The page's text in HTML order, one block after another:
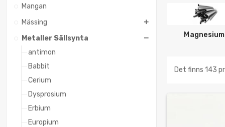
Mangan
Mässing
Metaller Sällsynta
antimon
Babbit
Cerium
Dysprosium
Erbium
Europium
Magnesium
Det finns 143